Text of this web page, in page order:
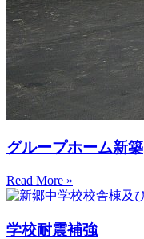
グループホーム新築
Read More »
学校耐震補強